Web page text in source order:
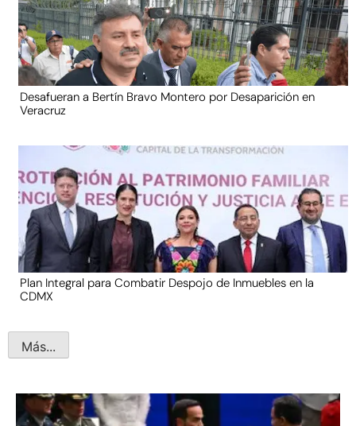
Desafueran a Bertín Bravo Montero por Desaparición en
Veracruz
Plan Integral para Combatir Despojo de Inmuebles en la
CDMX
Más...